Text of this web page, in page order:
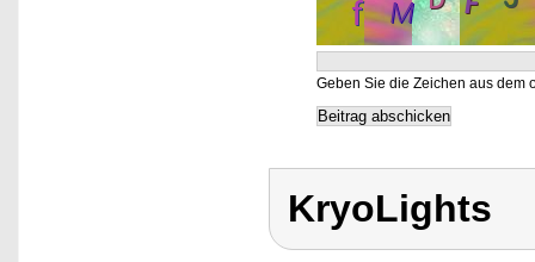
Geben Sie die Zeichen aus dem
KryoLights